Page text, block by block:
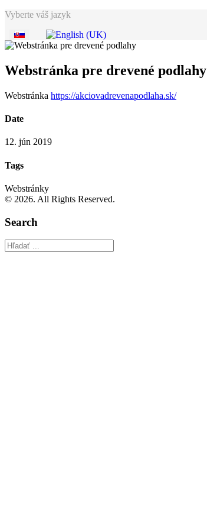
Vyberte váš jazyk
Webstránka pre drevené podlahy
Webstránka https://akciovadrevenapodlaha.sk/
Date
12. jún 2019
Tags
Webstránky
© 2026. All Rights Reserved.
Search